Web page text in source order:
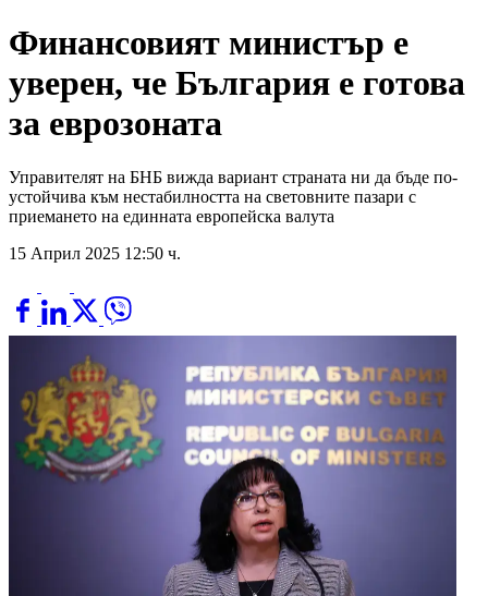
Финансовият министър е
уверен, че България е готова
за еврозоната
Управителят на БНБ вижда вариант страната ни да бъде по-
устойчива към нестабилността на световните пазари с
приемането на единната европейска валута
15 Април 2025 12:50 ч.